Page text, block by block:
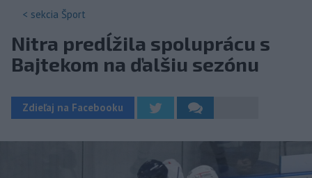
< sekcia Šport
Nitra predĺžila spoluprácu s
Bajtekom na ďalšiu sezónu
Zdieľaj na Facebooku